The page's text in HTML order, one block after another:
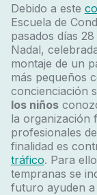
Debido a este
Escuela de
pasados días
Nadal,
montaje de un
más pequeños
concienciación
los niños
la organización
profesionales
finalidad es
tráfico. Para
tempranas se
futuro ayuden a